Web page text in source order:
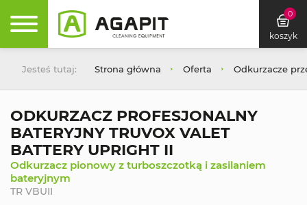
0
koszyk
Jesteś tutaj: Strona główna Oferta Odkurzacze
ODKURZACZ PROFESJONALNY
BATERYJNY TRUVOX VALET
BATTERY UPRIGHT II
Odkurzacz pionowy z turboszczotką i zasilaniem
bateryjnym
TR VBUII